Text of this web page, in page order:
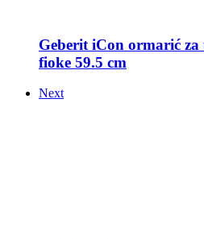
Geberit iCon ormarić
fioke 59.5 cm
Next